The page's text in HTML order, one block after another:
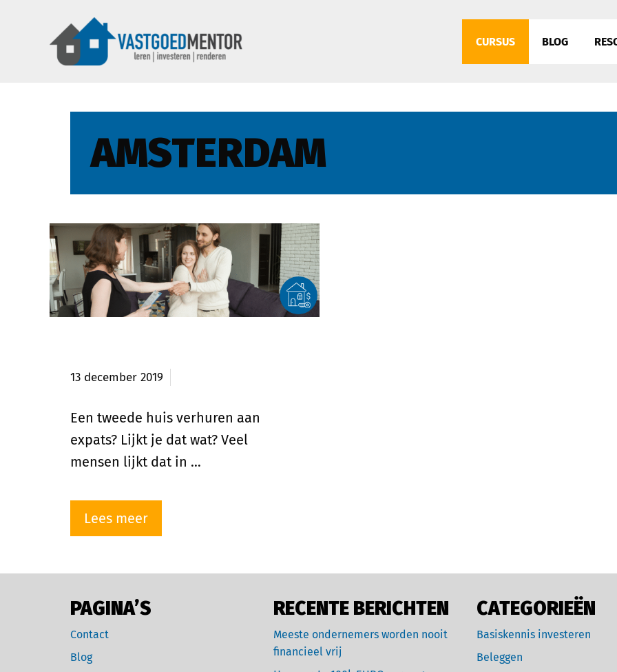
CURSUS BLOG
AMSTERDAM
13 december 2019
Een tweede huis verhuren aan
expats? Lijkt je dat wat? Veel
mensen lijkt dat in …
Lees meer
PAGINA’S
Contact
Blog
RECENTE BERICHTEN
Meeste ondernemers worden nooit
financieel vrij
CATEGORIEËN
Basiskennis investeren
Beleggen